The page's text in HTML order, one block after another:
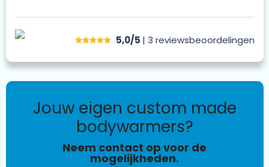
5,0/5 | 3 reviewsbeoordelingen
jouw eigen custom made
bodywarmers?
Neem contact op voor de
mogelijkheden.